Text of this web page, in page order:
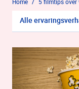
Alle